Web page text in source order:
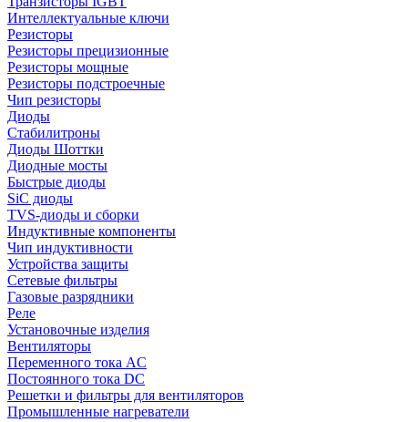
Интеллектуальные ключи
Резисторы
Резисторы прецизионные
Резисторы мощные
Резисторы подстроечные
Чип резисторы
Диоды
Стабилитроны
Диоды Шоттки
Диодные мосты
Быстрые диоды
SiC диоды
TVS-диоды и сборки
Индуктивные компоненты
Чип индуктивности
Устройства защиты
Сетевые фильтры
Газовые разрядники
Реле
Установочные изделия
Вентиляторы
Переменного тока AC
Постоянного тока DC
Решетки и фильтры для вентиляторов
Промышленные нагреватели